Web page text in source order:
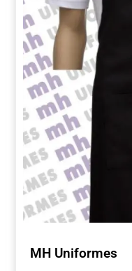
MH Uniformes